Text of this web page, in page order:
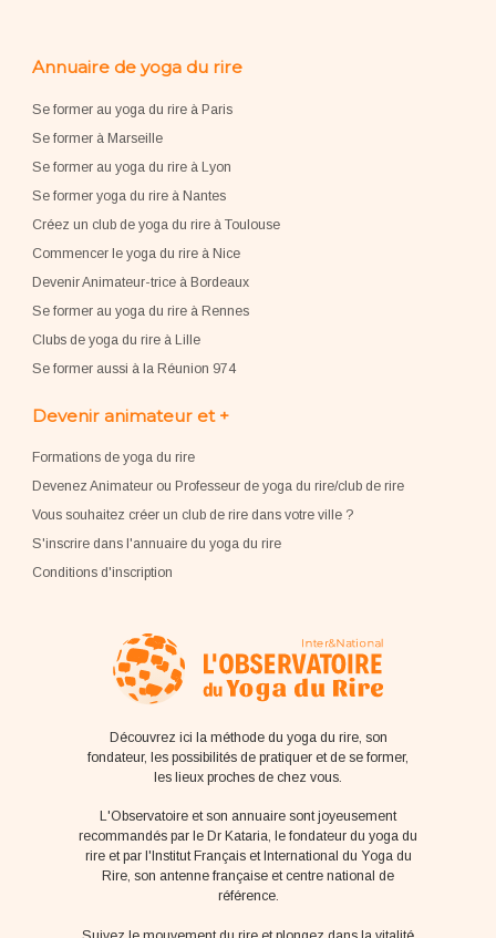
Annuaire de yoga du rire
Se former au yoga du rire à Paris
Se former à Marseille
Se former au yoga du rire à Lyon
Se former yoga du rire à Nantes
Créez un club de yoga du rire à Toulouse
Commencer le yoga du rire à Nice
Devenir Animateur-trice à Bordeaux
Se former au yoga du rire à Rennes
Clubs de yoga du rire à Lille
Se former aussi à la Réunion 974
Devenir animateur et +
Formations de yoga du rire
Devenez Animateur ou Professeur de yoga du rire/club de rire
Vous souhaitez créer un club de rire dans votre ville ?
S'inscrire dans l'annuaire du yoga du rire
Conditions d'inscription
Découvrez ici la méthode du yoga du rire, son
fondateur, les possibilités de pratiquer et de se former,
les lieux proches de chez vous.
L'Observatoire et son annuaire sont joyeusement
recommandés par le Dr Kataria, le fondateur du yoga du
rire et par l'Institut Français et International du Yoga du
Rire, son antenne française et centre national de
référence.